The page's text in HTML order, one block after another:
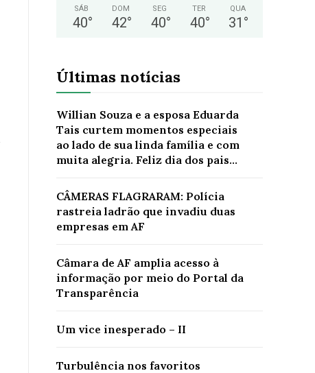
SÁB
40°
DOM
42°
SEG
40°
TER
40°
QUA
31 °
Últimas notícias
Willian Souza e a esposa Eduarda
Tais curtem momentos especiais
ao lado de sua linda família e com
muita alegria. Feliz dia dos pais...
CÂMERAS FLAGRARAM: Polícia
rastreia ladrão que invadiu duas
empresas em AF
Câmara de AF amplia acesso à
informação por meio do Portal da
Transparência
Um vice inesperado – II
Turbulência nos favoritos